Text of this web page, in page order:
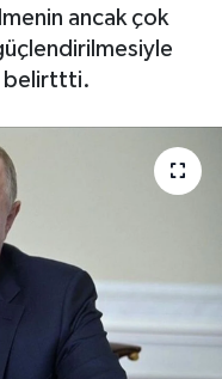
ancak çok
belirttti.